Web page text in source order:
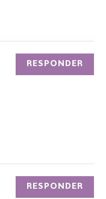
RESPONDER
RESPONDER